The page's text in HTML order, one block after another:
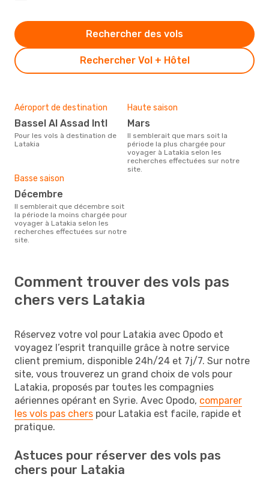
Rechercher Vol + Hôtel
Rechercher des vols
Aéroport de destination
Bassel Al Assad Intl
Pour les vols à destination de
Latakia
Haute saison
mars
Il semblerait que mars soit la
période la plus chargée pour
voyager à Latakia selon les
recherches effectuées sur notre
site.
Basse saison
décembre
Il semblerait que décembre soit
la période la moins chargée pour
voyager à Latakia selon les
recherches effectuées sur notre
site.
Comment trouver des vols pas
chers vers Latakia
Réservez votre vol pour Latakia avec Opodo et
voyagez l’esprit tranquille grâce à notre service
client premium, disponible 24h/24 et 7j/7. Sur notre
site, vous trouverez un grand choix de vols pour
Latakia, proposés par toutes les compagnies
aériennes opérant en Syrie. Avec Opodo, comparer
les vols pas chers pour Latakia est facile, rapide et
pratique.
Astuces pour réserver des vols pas
chers pour Latakia